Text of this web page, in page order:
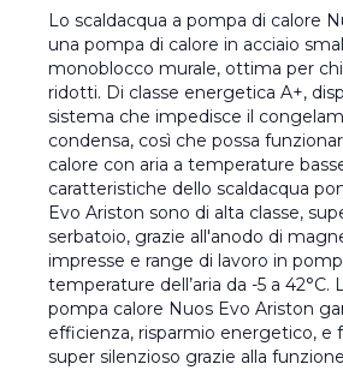
Lo scaldacqua a pompa di calore
una pompa di calore in acciaio
monoblocco murale, ottima per
ridotti. Di classe energetica A+,
sistema che impedisce il
condensa, così che possa
calore con aria a temperature
caratteristiche dello scaldacqua
Evo Ariston sono di alta classe,
serbatoio, grazie all'anodo di
impresse e range di lavoro in
temperature dell’aria da -5 a 42°C.
pompa calore Nuos Evo Ariston
efficienza, risparmio energetico, e
super silenzioso grazie alla